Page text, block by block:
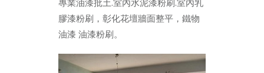
專業油漆批土.室內水泥漆粉刷.室內乳
膠漆粉刷，彰化花壇牆面整平，鐵物
油漆 油漆粉刷。